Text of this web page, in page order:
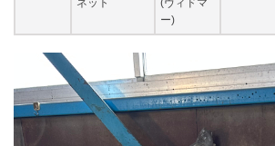
ネット
(ヴィドマ
ー)